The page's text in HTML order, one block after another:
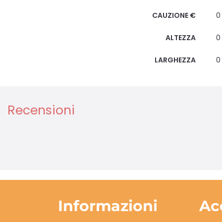
CAUZIONE € 0
ALTEZZA 0
LARGHEZZA 0
Recensioni
Informazioni